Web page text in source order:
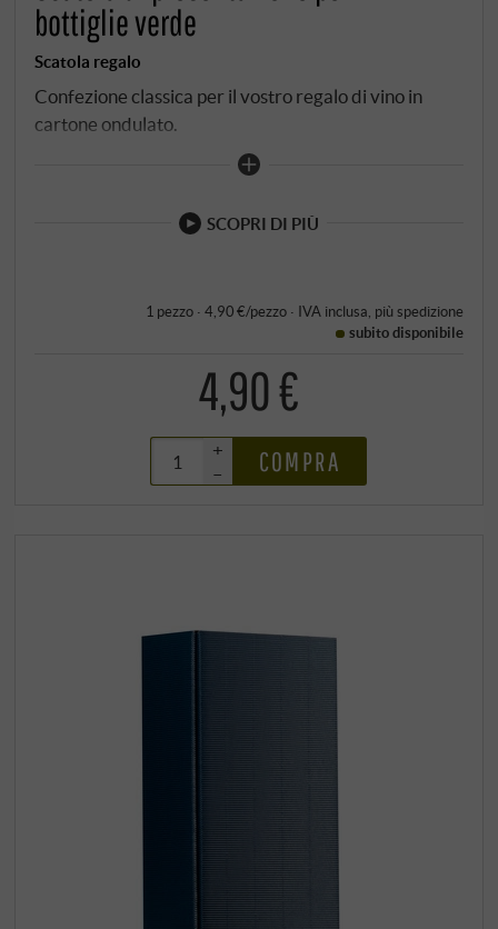
bottiglie verde
Scatola regalo
Confezione classica per il vostro regalo di vino in
cartone ondulato.
SCOPRI DI PIÙ
1 pezzo · 4,90 €/pezzo· IVA inclusa, più spedizione
subito disponibile
4,90 €
+
–
COMPRA